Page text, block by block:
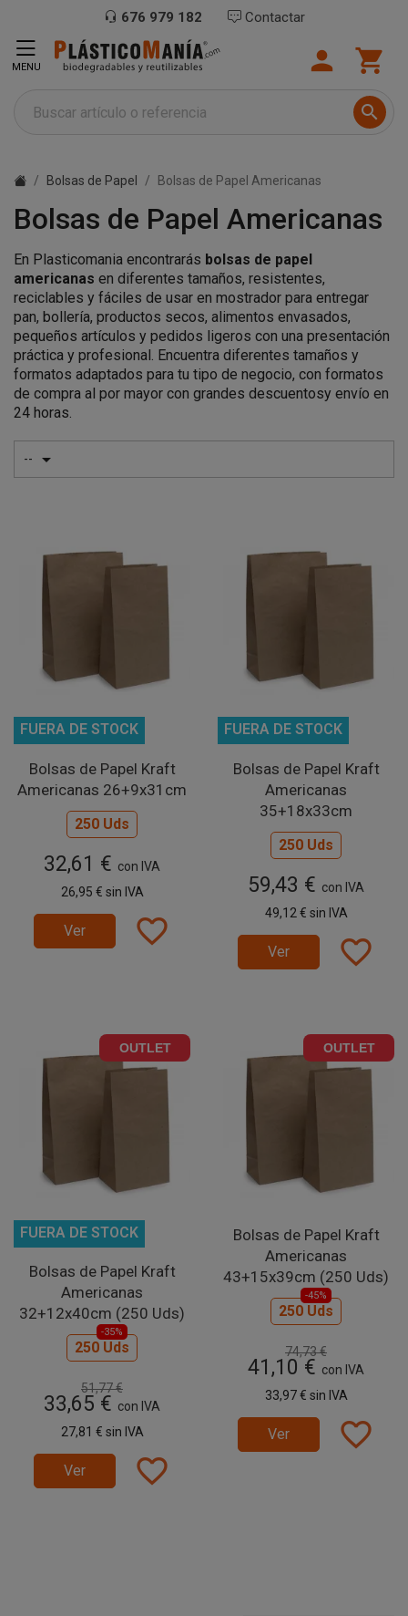
676 979 182 Contactar

 
MENU
Bolsas de Papel Bolsas de Papel Americanas
Bolsas de Papel Americanas
En Plasticomania encontrarás bolsas de papel
americanas en diferentes tamaños, resistentes,
reciclables y fáciles de usar en mostrador para entregar
pan, bollería, productos secos, alimentos envasados,
pequeños artículos y pedidos ligeros con una presentación
práctica y profesional. Encuentra diferentes tamaños y
formatos adaptados para tu tipo de negocio, con formatos
de compra al por mayor con grandes descuentosy envío en
24 horas.
-- 
FUERA DE STOCK
Bolsas de Papel Kraft
Americanas 26+9x31cm
250 Uds
32,61 € con IVA
26,95 € sin IVA
Ver favorite_border
FUERA DE STOCK
Bolsas de Papel Kraft
Americanas
35+18x33cm
250 Uds
59,43 € con IVA
49,12 € sin IVA
Ver favorite_border
OUTLET
FUERA DE STOCK
Bolsas de Papel Kraft
Americanas
32+12x40cm (250 Uds)
250 Uds
-35%
51,77 €
33,65 € con IVA
27,81 € sin IVA
Ver favorite_border
OUTLET
Bolsas de Papel Kraft
Americanas
43+15x39cm (250 Uds)
250 Uds
-45%
74,73 €
41,10 € con IVA
33,97 € sin IVA
Ver favorite_border